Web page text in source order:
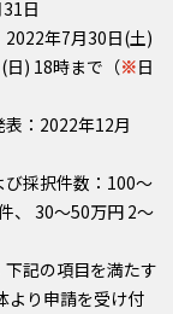
日
2022年7月30日(土)
日) 18時まで（※日
：2022年12月
び採択件数：100～
、 30～50万円 2～
下記の項目を満たす
より申請を受け付